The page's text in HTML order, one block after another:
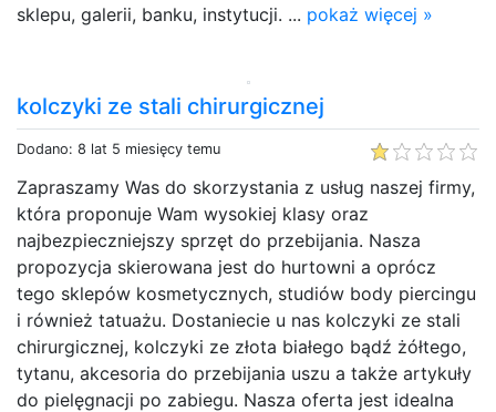
sklepu, galerii, banku, instytucji. ... pokaż więcej »
kolczyki ze stali chirurgicznej
Dodano: 8 lat 5 miesięcy temu
Zapraszamy Was do skorzystania z usług naszej firmy,
która proponuje Wam wysokiej klasy oraz
najbezpieczniejszy sprzęt do przebijania. Nasza
propozycja skierowana jest do hurtowni a oprócz
tego sklepów kosmetycznych, studiów body piercingu
i również tatuażu. Dostaniecie u nas kolczyki ze stali
chirurgicznej, kolczyki ze złota białego bądź żółtego,
tytanu, akcesoria do przebijania uszu a także artykuły
do pielęgnacji po zabiegu. Nasza oferta jest idealna